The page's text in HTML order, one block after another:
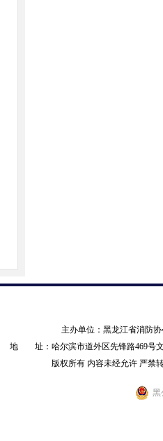
主办单位：黑龙江省消防
地 址：哈尔滨市道外区先锋路469号
版权所有 内容未经允许 严
黑